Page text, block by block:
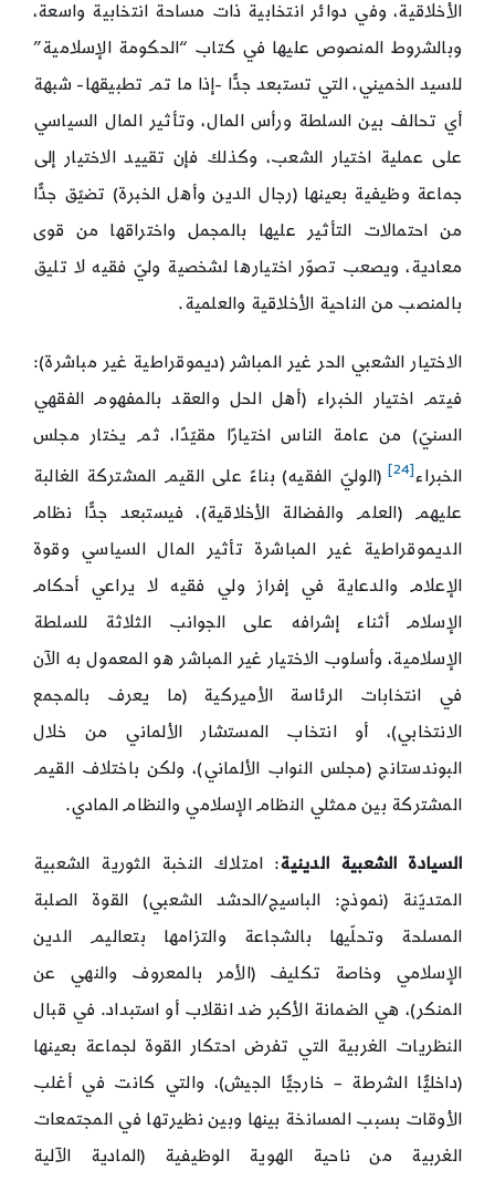
الأخلاقية، وفي دوائر انتخابية ذات مساحة انتخابية واسعة،
وبالشروط المنصوص عليها في كتاب “الحكومة الإسلامية”
للسيد الخميني، التي تستبعد جدًّا -إذا ما تم تطبيقها- شبهة
أي تحالف بين السلطة ورأس المال، وتأثير المال السياسي
على عملية اختيار الشعب، وكذلك فإن تقييد الاختيار إلى
جماعة وظيفية بعينها (رجال الدين وأهل الخبرة) تضيّق جدًّا
من احتمالات التأثير عليها بالمجمل واختراقها من قوى
معادية، ويصعب تصوّر اختيارها لشخصية وليّ فقيه لا تليق
بالمنصب من الناحية الأخلاقية والعلمية.
الاختيار الشعبي الحر غير المباشر (ديموقراطية غير مباشرة):
فيتم اختيار الخبراء (أهل الحل والعقد بالمفهوم الفقهي
السنيّ) من عامة الناس اختيارًا مقيّدًا، ثم يختار مجلس
الخبراء[24]
(الوليّ الفقيه) بناءً على القيم المشتركة الغالبة
عليهم (العلم والفضالة الأخلاقية)، فيستبعد جدًّا نظام
الديموقراطية غير المباشرة تأثير المال السياسي وقوة
الإعلام والدعاية في إفراز ولي فقيه لا يراعي أحكام
الإسلام أثناء إشرافه على الجوانب الثلاثة للسلطة
الإسلامية، وأسلوب الاختيار غير المباشر هو المعمول به الآن
في انتخابات الرئاسة الأميركية (ما يعرف بالمجمع
الانتخابي)، أو انتخاب المستشار الألماني من خلال
البوندستانج (مجلس النواب الألماني)، ولكن باختلاف القيم
المشتركة بين ممثلي النظام الإسلامي والنظام المادي.
السيادة الشعبية الدينية: امتلاك النخبة الثورية الشعبية
المتديّنة (نموذج: الباسيج/الحشد الشعبي) القوة الصلبة
المسلحة وتحلّيها بالشجاعة والتزامها بتعاليم الدين
الإسلامي وخاصة تكليف (الأمر بالمعروف والنهي عن
المنكر)، هي الضمانة الأكبر ضد انقلاب أو استبداد. في قبال
النظريات الغربية التي تفرض احتكار القوة لجماعة بعينها
(داخليًّا الشرطة – خارجيًّا الجيش)، والتي كانت في أغلب
الأوقات بسبب المسانخة بينها وبين نظيرتها في المجتمعات
الغربية من ناحية الهوية الوظيفية (المادية الآلية